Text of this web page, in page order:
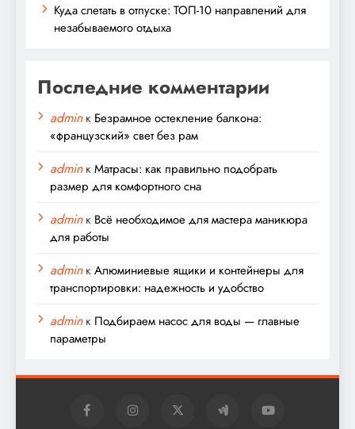
Куда слетать в отпуске: ТОП-10 направлений для
незабываемого отдыха
Последние комментарии
adminк Безрамное остекление балкона:
«французский» свет без рам
adminкМатрасы: как правильно подобрать
размер для комфортного сна
adminк Всё необходимое для мастера маникюра
для работы
adminкАлюминиевые ящики и контейнеры для
транспортировки: надежность и удобство
adminк Подбираем насос для воды — главные
параметры